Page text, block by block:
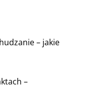
– jakie
–